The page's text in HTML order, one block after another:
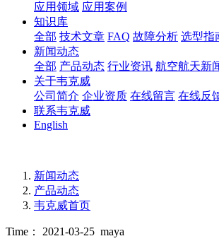
应用领域 应用案例
知识库
全部 技术文章 FAQ 故障分析 选型指
新闻动态
全部 产品动态 行业资讯 航空航天新
关于韦克威
公司简介 企业资质 在线留言 在线反
联系韦克威
English
新闻动态
产品动态
韦克威首页
Time： 2021-03-25 maya